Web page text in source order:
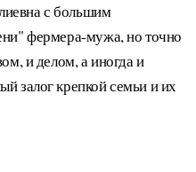
с большим
фермера-мужа, но точно
и делом, а иногда и
залог крепкой семьи и их